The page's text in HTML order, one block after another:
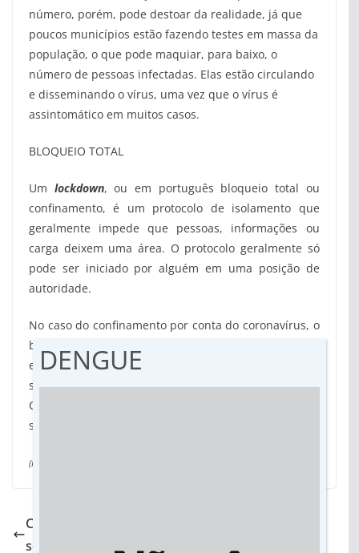
número, porém, pode destoar da realidade, já que
poucos municípios estão fazendo testes em massa da
população, o que pode maquiar, para baixo, o
número de pessoas infectadas. Elas estão circulando
e disseminando o vírus, uma vez que o vírus é
assintomático em muitos casos.
BLOQUEIO TOTAL
Um lockdown, ou em português bloqueio total ou
confinamento, é um protocolo de isolamento que
geralmente impede que pessoas, informações ou
carga deixem uma área. O protocolo geralmente só
pode ser iniciado por alguém em uma posição de
autoridade.
No caso do confinamento por conta do coronavírus, o
bloqueio é para evitar que as pessoas circulem e
espalhem o vírus no ambiente de contato externo,
seja com outras pessoas ou em objetos já infectados.
Como é invisível e até assintomático em muitos caos,
sua propagação é de fácil contágio.
(Redação com midianews)
Caixa dos Servidores de MS realiza ação de
solidariedade
DENGUE